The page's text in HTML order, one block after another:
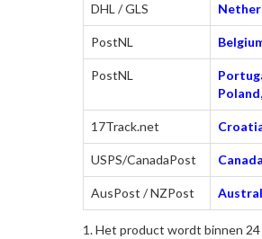
DHL / GLS
PostNL
PostNL
17Track.net
USPS/CanadaPost
AusPost / NZPost
Het product wordt binnen